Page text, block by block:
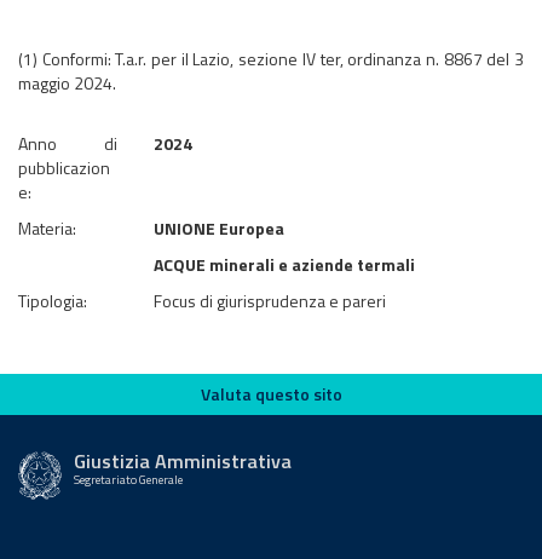
(1) Conformi: T.a.r. per il Lazio, sezione IV ter, ordinanza n. 8867 del 3
maggio 2024.
Anno di
pubblicazion
e:
2024
Materia:
UNIONE Europea
ACQUE minerali e aziende termali
Tipologia:
Focus di giurisprudenza e pareri
Valuta questo sito
Valuta questo sito
Giustizia Amministrativa
Segretariato Generale